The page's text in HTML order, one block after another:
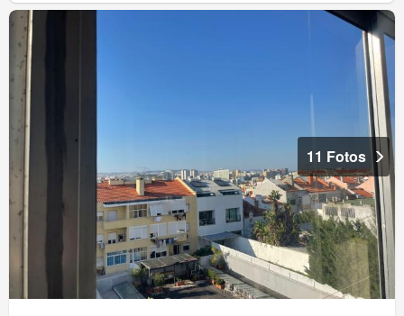
11 Fotos